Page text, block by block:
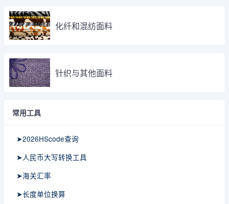
化纤和混纺面料
针织与其他面料
常用工具
➤2026HScode查询
➤人民币大写转换工具
➤海关汇率
➤长度单位换算